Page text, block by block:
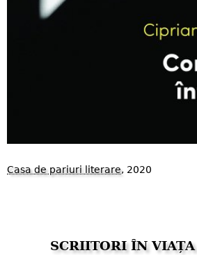
Casa de pariuri literare, 2020
SCRIITORI ÎN